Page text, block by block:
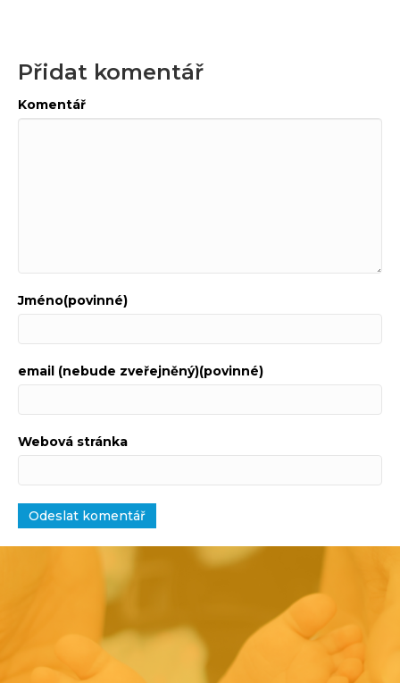
Přidat komentář
Komentář
Jméno(povinné)
email (nebude zveřejněný)(povinné)
Webová stránka